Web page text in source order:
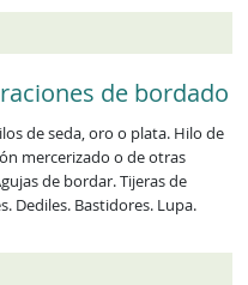
de bordado
de seda, oro o plata. Hilo de
mercerizado o de otras
de bordar. Tijeras de
Dediles. Bastidores. Lupa.